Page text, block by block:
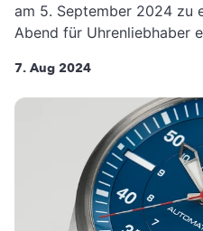
am 5. September 2024 zu
Abend für Uhrenliebhaber
7. Aug 2024